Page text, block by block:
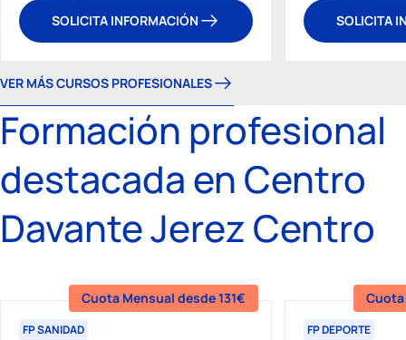
SOLICITA INFORMACIÓN
SOLICITA
VER MÁS CURSOS PROFESIONALES
Formación profesional
destacada en Centro
Davante Jerez Centro
Cuota Mensual desde 131€
FP SANIDAD
Cuota
FP DEPORTE